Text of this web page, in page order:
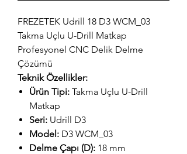
FREZETEK Udrill 18 D3 WCM_03
Takma Uçlu U-Drill Matkap
Profesyonel CNC Delik Delme
Çözümü
Teknik Özellikler:
Ürün Tipi: Takma Uçlu U-Drill
Matkap
Seri: Udrill D3
Model: D3 WCM_03
Delme Çapı (D): 18 mm